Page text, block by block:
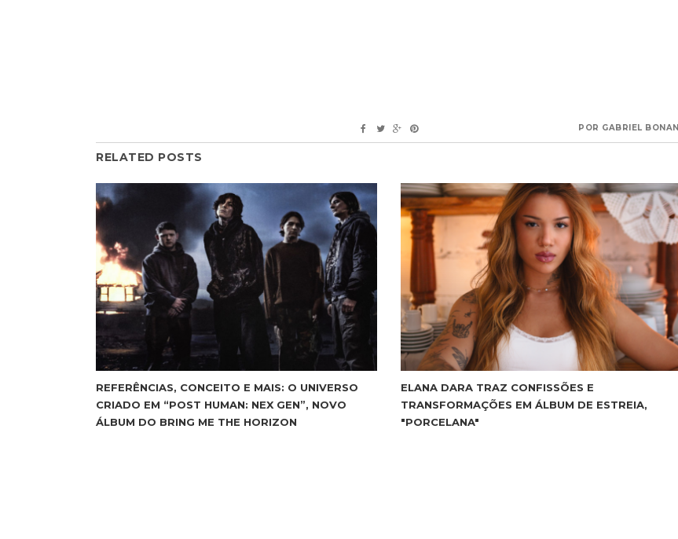
POR GABRIEL BONANI
RELATED POSTS
REFERÊNCIAS, CONCEITO E MAIS: O UNIVERSO
CRIADO EM “POST HUMAN: NEX GEN”, NOVO
ÁLBUM DO BRING ME THE HORIZON
ELANA DARA TRAZ CONFISSÕES E
TRANSFORMAÇÕES EM ÁLBUM DE ESTREIA,
"PORCELANA"